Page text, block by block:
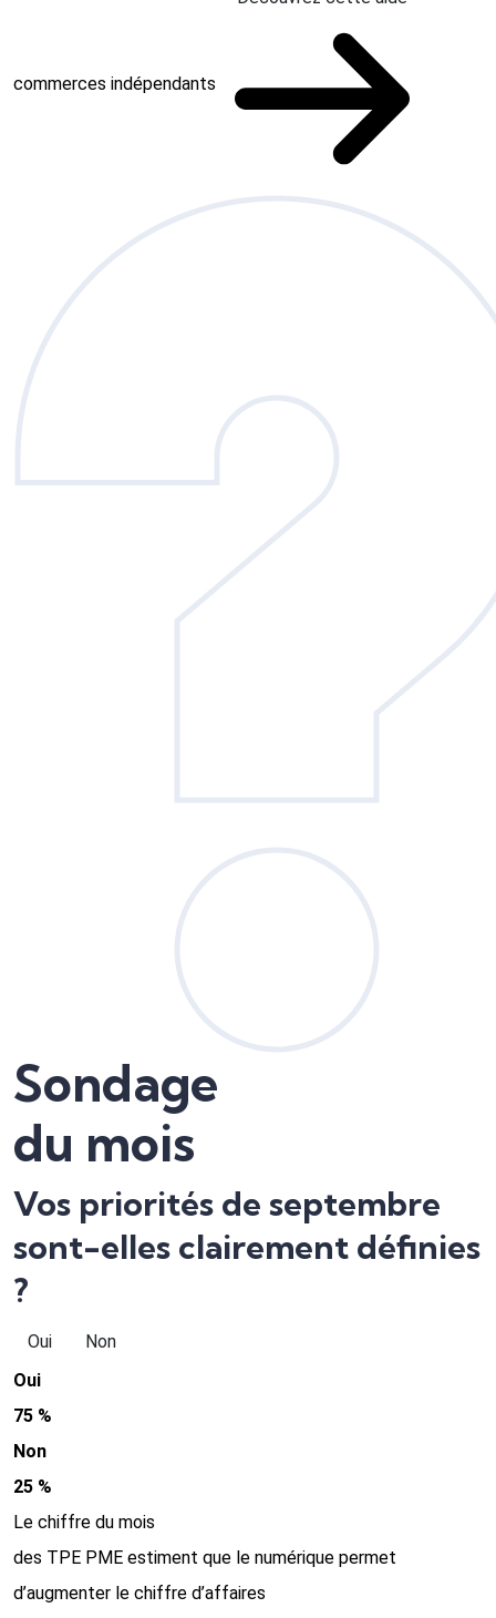
commerces indépendants
Sondage
du mois
Vos priorités de septembre
sont-elles clairement définies
?
Oui
Non
Oui
75 %
Non
25 %
Le chiffre du mois
des TPE PME estiment que le numérique permet
d’augmenter le chiffre d’affaires